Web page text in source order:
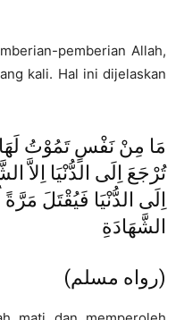
pemberian Allah,
kali. Hal ini dijelaskan
مَا مِنْ نَفْسٍ تَمُوْتُ لَهَا
تُرْجَعَ اِلَى الدُّنْيَا اِلاَّ
اِلَى الدُّنْيَا فَيُقْتَلَ
الشَّهَادَةِ
(رواه مسلم)